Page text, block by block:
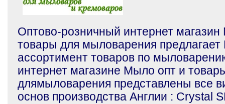
Оптово-розничный интернет
товары для мыловарения
ассортимент товаров по
интернет магазине Мыло опт и
длямыловарения представлены все
основ производства Англии : Crystal